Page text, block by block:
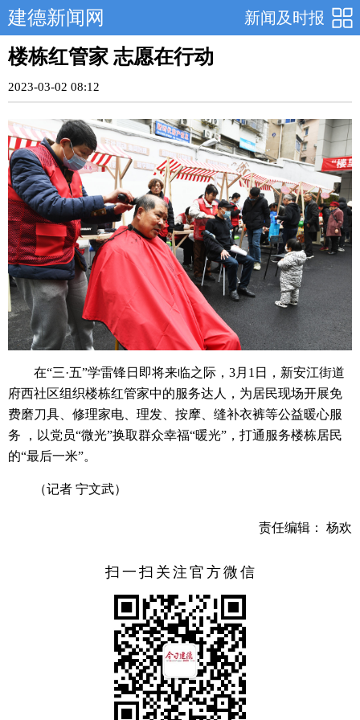
新闻及时报
建德新闻网
楼栋红管家 志愿在行动
2023-03-02 08:12
在“三·五”学雷锋日即将来临之际，3月1日，新安江街道
府西社区组织楼栋红管家中的服务达人，为居民现场开展免
费磨刀具、修理家电、理发、按摩、缝补衣裤等公益暖心服
务 ，以党员“微光”换取群众幸福“暖光”，打通服务楼栋居民
的“最后一米”。
（记者 宁文武）
责任编辑： 杨欢
扫一扫关注官方微信